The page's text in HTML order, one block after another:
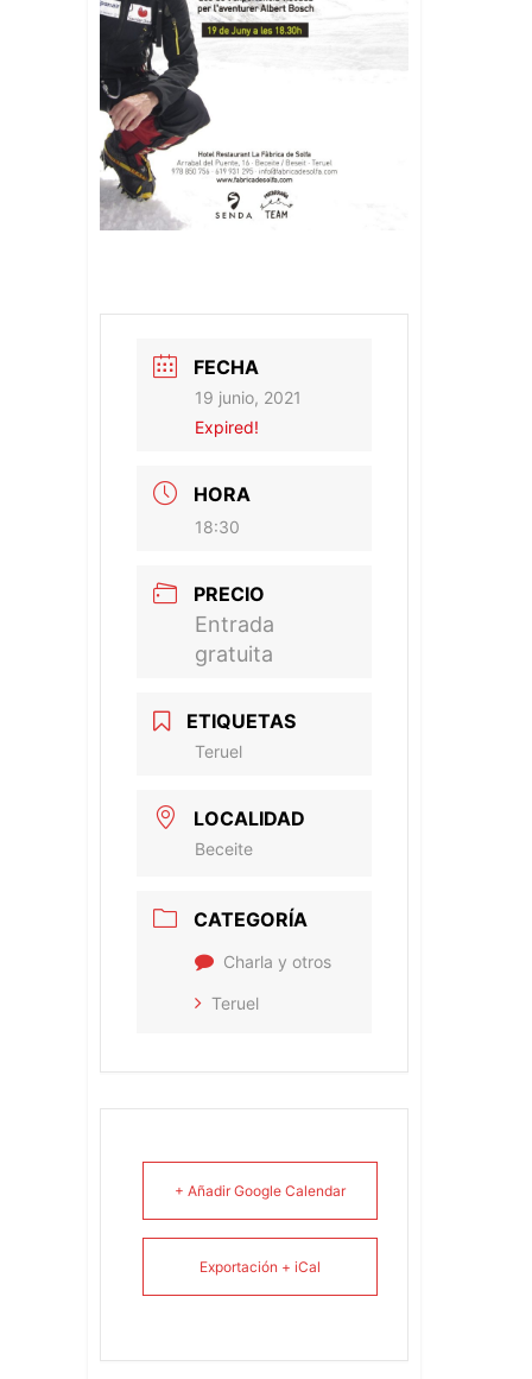
FECHA
19 junio, 2021
Expired!
HORA
18:30
PRECIO
Entrada
gratuita
ETIQUETAS
Teruel
LOCALIDAD
Beceite
CATEGORÍA
Charla y otros
Teruel
+ Añadir Google Calendar
Exportación + iCal